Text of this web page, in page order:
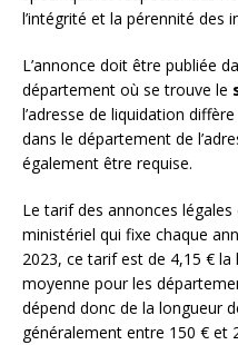
l’intégrité et la pérennité des
L’annonce doit être publiée
département où se trouve le
l’adresse de liquidation
dans le département de
également être requise.
Le tarif des annonces
ministériel qui fixe chaque
2023, ce tarif est de 4,15 € la
moyenne pour les
dépend donc de la longueur
généralement entre 150 € et